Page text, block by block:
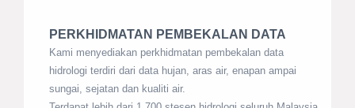
PERKHIDMATAN PEMBEKALAN DATA
Kami menyediakan perkhidmatan pembekalan data
hidrologi terdiri dari data hujan, aras air, enapan ampai
sungai, sejatan dan kualiti air.